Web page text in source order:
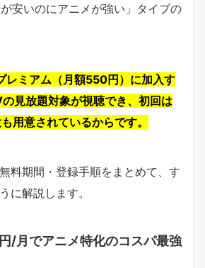
安いのにアニメが強い」タイプの
レミアム（月額550円）に加入す
見放題対象が視聴でき、初回は
用意されているからです。
料期間・登録手順をまとめて、す
に解説します。
/月でアニメ特化のコスパ最強